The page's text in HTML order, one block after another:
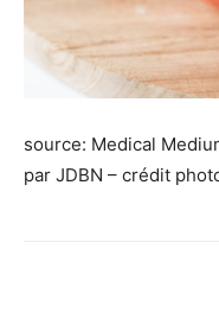
source: Medical
par JDBN – crédit